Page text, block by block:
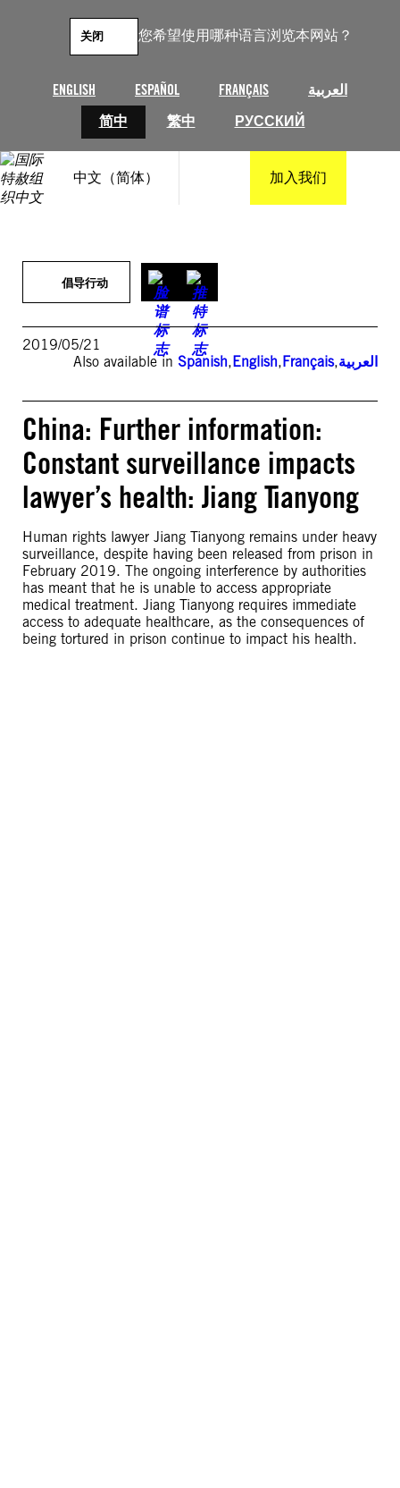
您希望使用哪种语言浏览本网站？
ENGLISH ESPAÑOL FRANÇAIS
العربية
简中
繁中 РУССКИЙ
关闭
中文（简体） 加入我们
倡导行动
2019/05/21
Also available in Spanish,English,Français,العربية
China: Further information:
Constant surveillance impacts
lawyer’s health: Jiang Tianyong
Human rights lawyer Jiang Tianyong remains under heavy
surveillance, despite having been released from prison in
February 2019. The ongoing interference by authorities
has meant that he is unable to access appropriate
medical treatment. Jiang Tianyong requires immediate
access to adequate healthcare, as the consequences of
being tortured in prison continue to impact his health.